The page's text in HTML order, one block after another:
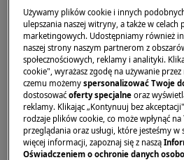
OSTRZEŻENIE!RYZYKO
Przed przystąpieniem do
lub konserwacji, wyłącz
wtyczkę od zasilania.
Używamy plików cookie i innych
ulepszania naszej witryny, a także w celach
marketingowych. Udostępniamy również
naszej strony naszym partnerom z
społecznościowych, reklamy i analityki.
cookie", wyrażasz zgodę na używanie
czemu możemyspersonalizować Twoje
dostosowaćoferty specjalne oraz
reklamy. Klikając „Kontynuuj bez
rodzaje plików cookie, co może wpłynąć
przeglądania oraz usługi, które jesteśmy w
więcej informacji, zapoznaj się z naszą
Oświadczeniem o ochronie danych